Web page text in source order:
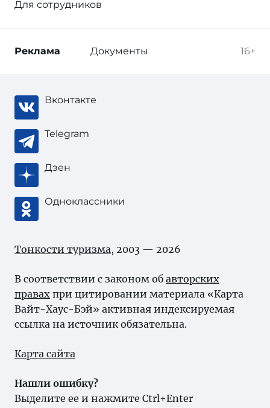
Для сотрудников
16+
Реклама Документы
Вконтакте
Telegram
Дзен
Одноклассники
Тонкости туризма, 2003 — 2026
В соответствии с законом об авторских
правах при цитировании материала «Карта
Вайт-Хаус-Бэй» активная индексируемая
ссылка на источник обязательна.
Карта сайта
Нашли ошибку?
Выделите ее и нажмите Ctrl+Enter